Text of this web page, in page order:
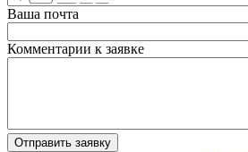
Ваша почта
Комментарии к заявке